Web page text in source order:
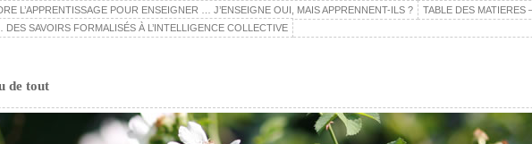
L’APPRENTISSAGE POUR ENSEIGNER … J’ENSEIGNE OUI, MAIS APPRENNENT-ILS ? TABLE DES MATIERES
SAVOIRS FORMALISÉS À L’INTELLIGENCE COLLECTIVE
de tout